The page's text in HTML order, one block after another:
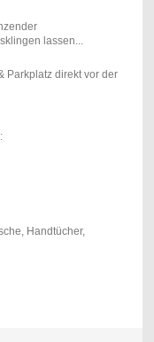
lassen...
Parkplatz direkt vor der
Handtücher,